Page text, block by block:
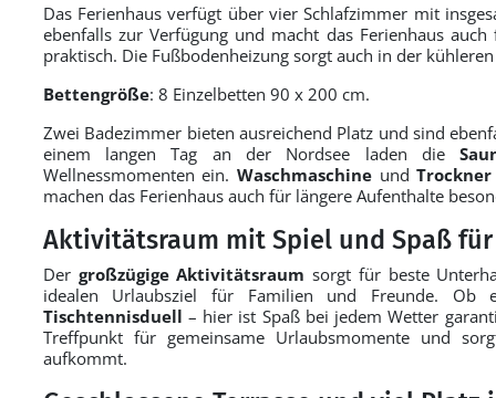
Das Ferienhaus verfügt über vier Schlafzimmer mit
ebenfalls zur Verfügung und macht das Ferienhaus
praktisch. Die Fußbodenheizung sorgt auch in der
Bettengröße: 8 Einzelbetten 90 x 200 cm.
Zwei Badezimmer bieten ausreichend Platz und sind
einem langen Tag an der Nordsee laden die
Wellnessmomenten ein.Waschmaschine und Trockner
machen das Ferienhaus auch für längere Aufenthalte
Aktivitätsraum mit Spiel und Spaß
Der großzügige Aktivitätsraum sorgt für beste
idealen Urlaubsziel für Familien und Freunde. Ob
Tischtennisduell – hier ist Spaß bei jedem Wetter
Treffpunkt für gemeinsame Urlaubsmomente und
aufkommt.